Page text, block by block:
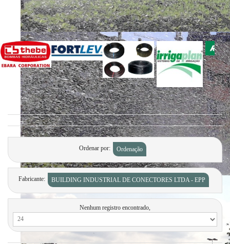
Ordenar por Ordenação
Fabricante: BUILDING INDUSTRIAL DE CONECTORES LTDA - EPP
Nenhum registro encontrado,